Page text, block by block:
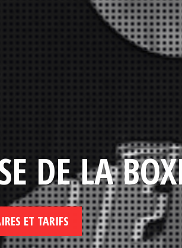
DE LA
ET TARIFS